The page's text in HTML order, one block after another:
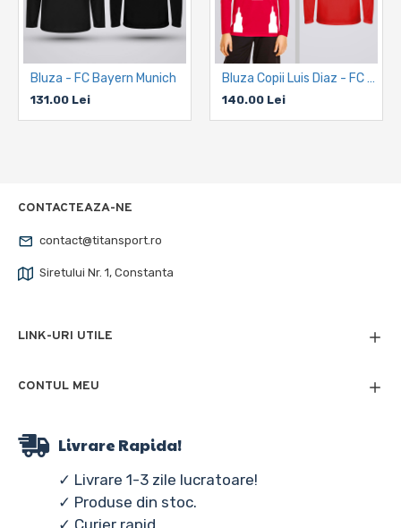
Bluza - FC Bayern Munich
131.00 Lei
Bluza Copii Luis Diaz - FC Bayern Munich - Rosu
140.00 Lei
CONTACTEAZA-NE
contact@titansport.ro
Siretului Nr. 1, Constanta
LINK-URI UTILE
CONTUL MEU
Livrare Rapida!
✓ Livrare 1-3 zile lucratoare!
✓ Produse din stoc.